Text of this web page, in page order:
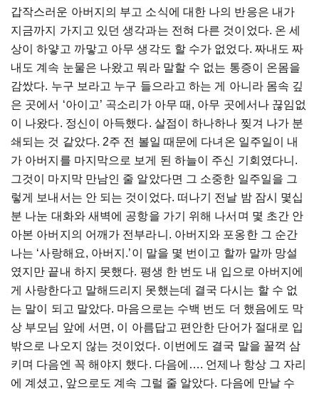
갑작스러운 아버지의 부고 소식에 대한 나의 반응은 내가
지금까지 가지고 있던 생각과는 전혀 다른 것이었다. 온 세
상이 하얗고 까맣고 아무 생각도 할 수가 없었다. 짜내도 짜
내도 계속 눈물은 나왔고 뭐라 말할 수 없는 통증이 온몸을
감쌌다. 누구 보라고 누구 들으라고 하는 게 아니라 몸속 깊
은 곳에서 ‘아이고’ 곡소리가 아무 때, 아무 곳에서나 끊임없
이 나왔다. 정신이 아득했다. 살점이 하나하나 찢겨 나가 분
쇄되는 것 같았다. 2주 전 볼일 때문에 다녀온 일주일이 내
가 아버지를 마지막으로 보게 된 하늘이 주신 기회였다니.
그것이 마지막 만남인 줄 알았다면 그 소중한 일주일을 그
렇게 보내서는 안 되는 것이었다. 떠나기 전날 밤 잠시 몇십
분 나눈 대화와 새벽에 공항을 가기 위해 나서며 몇 초간 안
아본 아버지의 어깨가 전부라니. 아버지와 포옹한 그 순간
나는 ‘사랑해요, 아버지.’이 말을 몇 번이고 할까 말까 망설
였지만 끝내 하지 못했다. 평생 한 번도 내 입으로 아버지에
게 사랑한다고 말해드리지 못했는데 결국 다시는 할 수 없
는 말이 되고 말았다. 마음으로는 수백 번도 더 했음에도 막
상 부모님 앞에 서면, 이 아름답고 편안한 단어가 절대로 입
밖으로 나오지 않는 것이었다. 이번에도 결국 말을 꿀꺽 삼
키며 다음엔 꼭 해야지 했다. 다음에…. 언제나 항상 그 자리
에 계셨고, 앞으로도 계속 그럴 줄 알았다. 다음에 만날 수